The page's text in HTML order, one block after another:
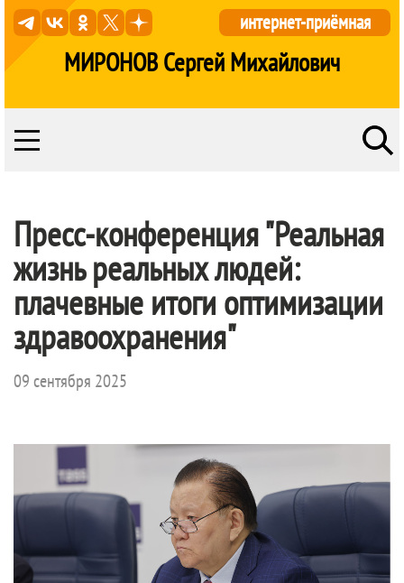
МИРОНОВ Сергей Михайлович
интернет-приёмная
Пресс-конференция "Реальная
жизнь реальных людей:
плачевные итоги оптимизации
здравоохранения"
09 сентября 2025